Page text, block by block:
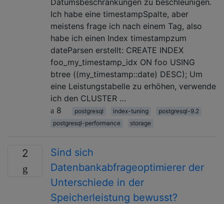
Ich habe eine timestampSpalte, aber
meistens frage ich nach einem Tag, also
habe ich einen Index timestampzum
dateParsen erstellt: CREATE INDEX
foo_my_timestamp_idx ON foo USING
btree ((my_timestamp::date) DESC); Um
eine Leistungstabelle zu erhöhen, verwende
ich den CLUSTER …
8
postgresql index-tuning
postgresql-9.2
postgresql-performance
storage
2
Sind sich
Datenbankabfrageoptimierer der
Unterschiede in der
Speicherleistung bewusst?